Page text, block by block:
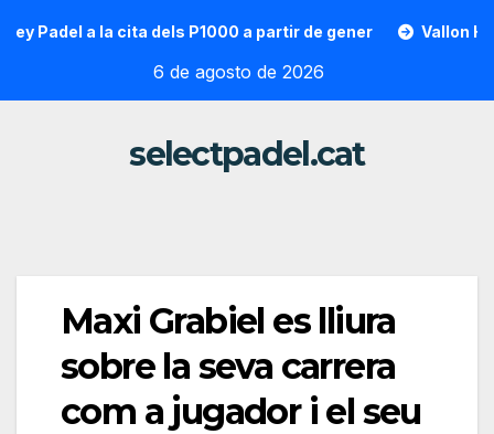
a la cita dels P1000 a partir de gener Vallon Hoarau /
6 de agosto de 2026
selectpadel.cat
Maxi Grabiel es lliura
sobre la seva carrera
com a jugador i el seu